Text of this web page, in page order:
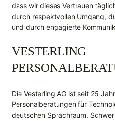
dass wir dieses Vertrauen
durch respektvollen Umgang,
und durch engagierte
VESTERLING
Die Vesterling AG ist seit 25
Personalberatungen für
deutschen Sprachraum.